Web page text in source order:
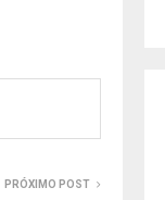
PRÓXIMO POST